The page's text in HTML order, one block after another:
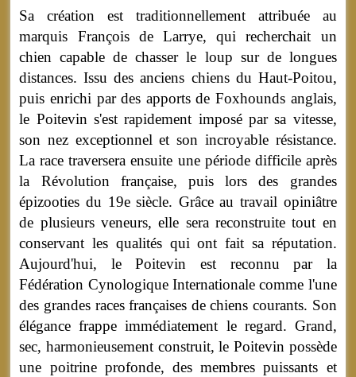
Sa création est traditionnellement attribuée au
marquis François de Larrye, qui recherchait un
chien capable de chasser le loup sur de longues
distances. Issu des anciens chiens du Haut-Poitou,
puis enrichi par des apports de Foxhounds anglais,
le Poitevin s'est rapidement imposé par sa vitesse,
son nez exceptionnel et son incroyable résistance.
La race traversera ensuite une période difficile après
la Révolution française, puis lors des grandes
épizooties du 19e siècle. Grâce au travail opiniâtre
de plusieurs veneurs, elle sera reconstruite tout en
conservant les qualités qui ont fait sa réputation.
Aujourd'hui, le Poitevin est reconnu par la
Fédération Cynologique Internationale comme l'une
des grandes races françaises de chiens courants. Son
élégance frappe immédiatement le regard. Grand,
sec, harmonieusement construit, le Poitevin possède
une poitrine profonde, des membres puissants et